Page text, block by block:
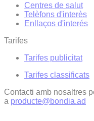
Centres de salut
Telèfons d'interès
Enllaços d'interés
Tarifes
Tarifes publicitat
Tarifes classificats
Contacti amb nosaltres
a producte@bondia.ad